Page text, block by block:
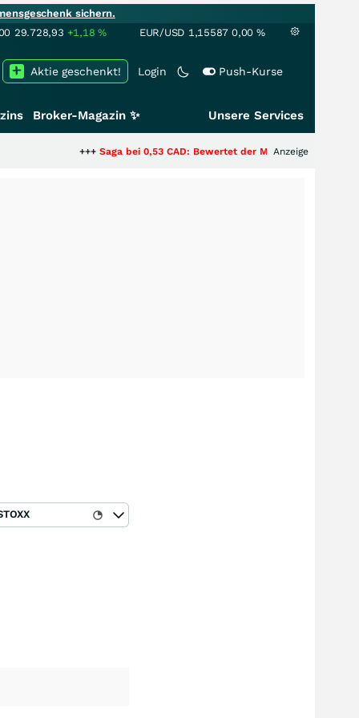
sichern.
29.728,93 +1,18% EUR/USD 1,15587 0,00 %
Login Push-Kurse
Aktie geschenkt!
Broker-Magazin ✨ Unsere Services
Saga bei 0,53 CAD: Bewertet der Markt noch immer nur die
Anzeige